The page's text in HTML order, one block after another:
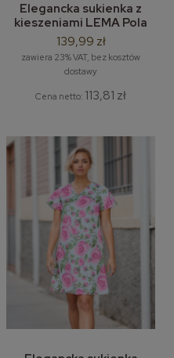
Elegancka sukienka z
kieszeniami LEMA Pola
M-3XL
139,99 zł
zawiera 23% VAT, bez kosztów
dostawy
Cena netto: 113,81 zł